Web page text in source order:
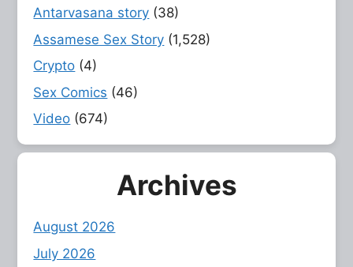
Antarvasana story (38)
Assamese Sex Story (1,528)
Crypto (4)
Sex Comics (46)
Video (674)
Archives
August 2026
July 2026